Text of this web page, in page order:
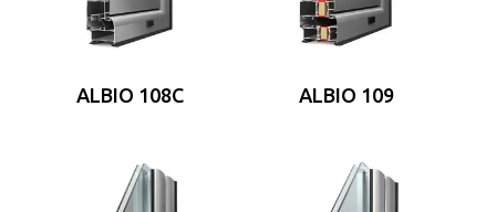
ALBIO 108C ALBIO 109